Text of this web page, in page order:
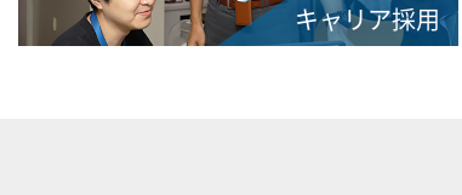
キャリア採用